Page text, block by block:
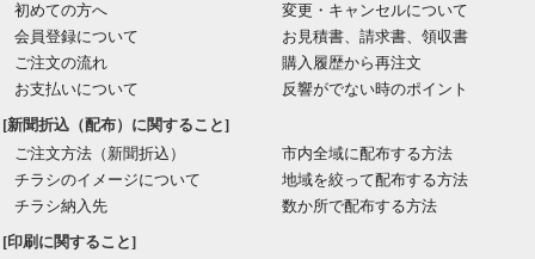
初めての方へ
会員登録について
ご注文の流れ
お支払いについて
変更・キャンセルについて
お見積書、請求書、領収書
購入履歴から再注文
反響がでない時のポイント
[新聞折込（配布）に関すること]
ご注文方法（新聞折込）
チラシのイメージについて
チラシ納入先
市内全域に配布する方法
地域を絞って配布する方法
数か所で配布する方法
[印刷に関すること]